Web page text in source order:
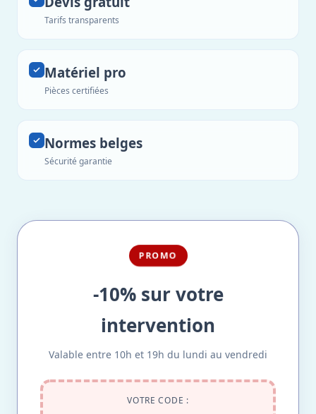
Tarifs transparents
Matériel pro
Pièces certifiées
Normes belges
Sécurité garantie
PROMO
-10% sur votre
intervention
Valable entre 10h et 19h du lundi au vendredi
VOTRE CODE :